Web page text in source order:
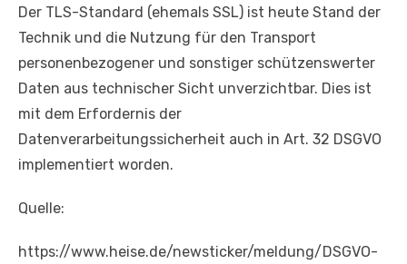
Der TLS-Standard (ehemals SSL) ist heute Stand der
Technik und die Nutzung für den Transport
personenbezogener und sonstiger schützenswerter
Daten aus technischer Sicht unverzichtbar. Dies ist
mit dem Erfordernis der
Datenverarbeitungssicherheit auch in Art. 32 DSGVO
implementiert worden.
Quelle:
https://www.heise.de/newsticker/meldung/DSGVO-